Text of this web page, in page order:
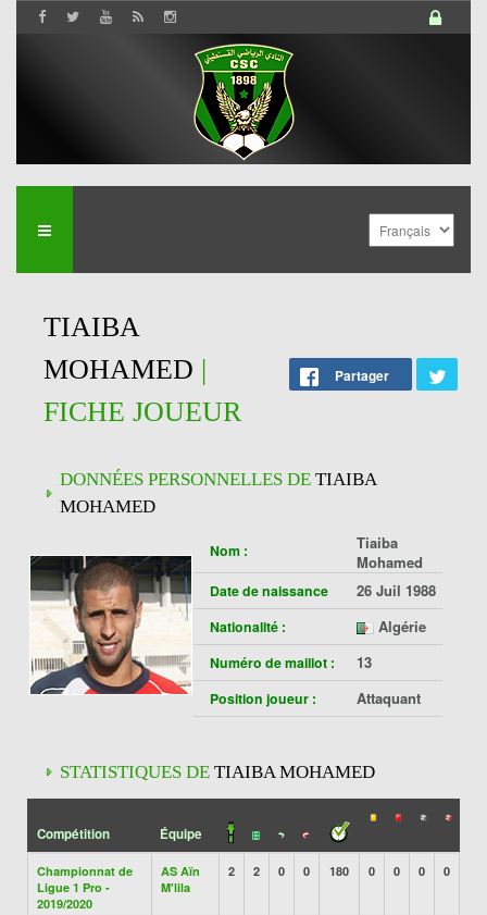
TIAIBA
MOHAMED |
FICHE JOUEUR
Partager
DONNÉES PERSONNELLES DE TIAIBA
MOHAMED
Nom :
Tiaiba
Mohamed
Date de naissance 26 Juil 1988
Nationalité : Algérie
Numéro de maillot : 13
Position joueur : Attaquant
STATISTIQUES DE TIAIBA MOHAMED
Compétition Équipe
Championnat de
Ligue 1 Pro -
2019/2020
AS Aïn
M'lila
2 2 0 0 180 0 0 0 0